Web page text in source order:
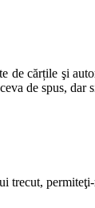
de cărțile şi
de spus, dar